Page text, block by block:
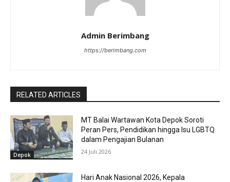
Admin Berimbang
https://berimbang.com
RELATED ARTICLES
Depok
MT Balai Wartawan Kota Depok Soroti
Peran Pers, Pendidikan hingga Isu LGBTQ
dalam Pengajian Bulanan
24 Juli 2026
Hari Anak Nasional 2026, Kepala